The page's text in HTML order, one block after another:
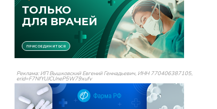
Реклама: ИП Вышковский Евгений Геннадьевич, ИНН 770406387105,
erid=F7NfYUJCUneP5W79xufv